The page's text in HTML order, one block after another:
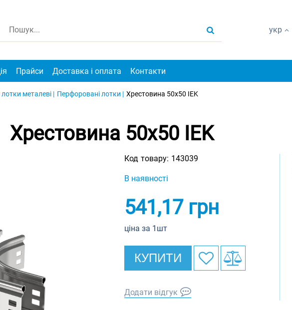
укр
Прайси Доставка і оплата Контакти
металеві | Перфоровані лотки | Хрестовина 50х50 IEK
Хрестовина 50х50 IEK
Код товару: 143039
В наявності
541,17грн
ціна за 1шт
КУПИТИ
Додати відгук